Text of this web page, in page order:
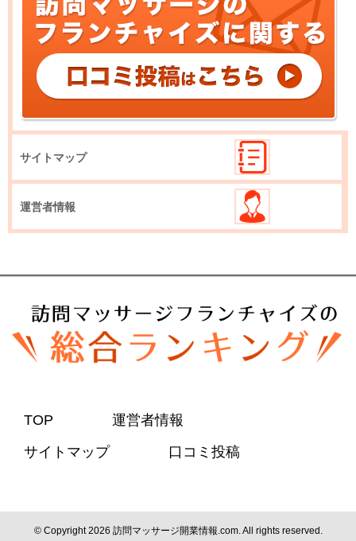
サイトマップ
運営者情報
TOP
運営者情報
サイトマップ
口コミ投稿
© Copyright 2026 訪問マッサージ開業情報.com. All rights reserved.